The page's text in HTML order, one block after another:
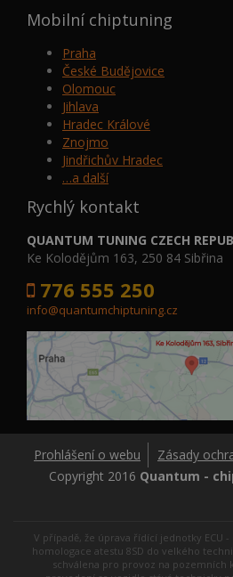
Mobilní chiptuning
Praha
České Budějovice
Olomouc
Jihlava
Hradec Králové
Znojmo
Jindřichův Hradec
…a další
Rychlý kontakt
QUANTUM TUNING CZECH
Ke Kolodějům 163, 250 84 Sibřina
776 555 250
info@quantumchiptuning.cz
Prohlášení o webu
Zásady
Copyright 2016 Quantum -
V případě, že úprava řídící jednotky ECU
homologace atestu 8SD do velkého
schválena pro provoz na pozemních